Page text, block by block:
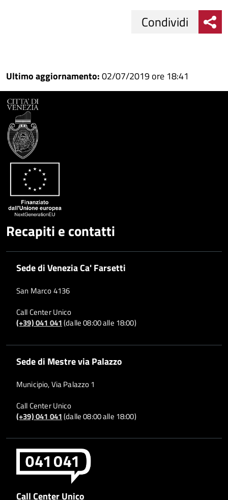
su
Facebook
Condividi
su
Condividi
Condividi
Ultimo aggiornamento:02/07/2019 ore 18:41
Recapiti e contatti
Sede di Venezia Ca' Farsetti
San Marco 4136
Call Center Unico
(+39) 041 041(dalle 08:00 alle 18:00)
Sede di Mestre via Palazzo
Municipio, Via Palazzo 1
Call Center Unico
(+39) 041 041(dalle 08:00 alle 18:00)
Call Center Unico